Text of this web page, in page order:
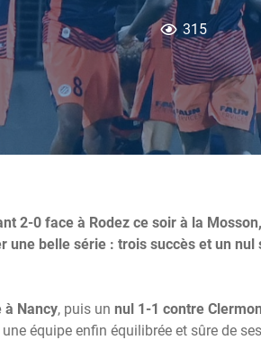
315
2-0 face à Rodez ce soir à la
belle série : trois succès et un
à Nancy, puis un nul 1-1 contre
équipe enfin équilibrée et sûre de